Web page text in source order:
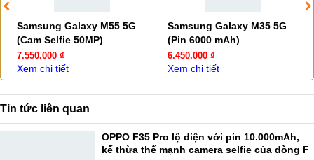
Samsung Galaxy M55 5G
(Cam Selfie 50MP)
7.550.000 ₫
Xem chi tiết
Samsung Galaxy M35 5G
(Pin 6000 mAh)
6.450.000 ₫
Xem chi tiết
Tin tức liên quan
OPPO F35 Pro lộ diện với pin 10.000mAh,
kế thừa thế mạnh camera selfie của dòng F